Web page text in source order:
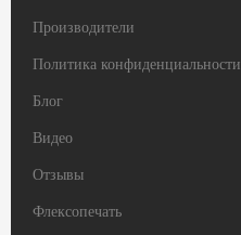
Производители
Политика конфиденциальности
Блог
Видео
Отзывы
Флексопечать